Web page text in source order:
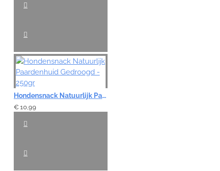
Hondensnack Natuurlijk Paardenhuid Gedroogd - 250gr
€ 10,99